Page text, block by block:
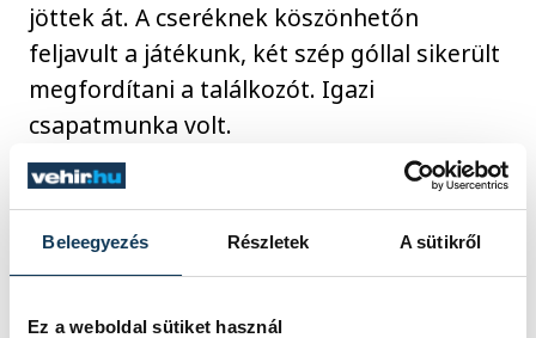
Beleegyezés Részletek A sütikről
Ez a weboldal sütiket használ
jöttek át. A cseréknek köszönhetőn
feljavult a játékunk, két szép góllal sikerült
megfordítani a találkozót. Igazi
csapatmunka volt.
sport labdarúgás VSC Veszprém